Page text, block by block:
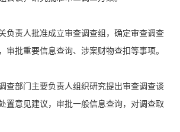
负责人批准成立审查调查组，确定审查调查
审批重要信息查询、涉案财物查扣等事项。
查部门主要负责人组织研究提出审查调查谈
置意见建议，审批一般信息查询，对调查取